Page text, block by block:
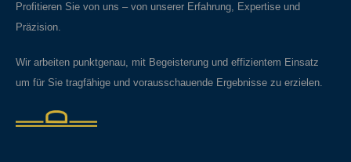
Profitieren Sie von uns – von unserer Erfahrung, Expertise und
Präzision.
Wir arbeiten punktgenau, mit Begeisterung und effizientem Einsatz
um für Sie tragfähige und vorausschauende Ergebnisse zu erzielen.